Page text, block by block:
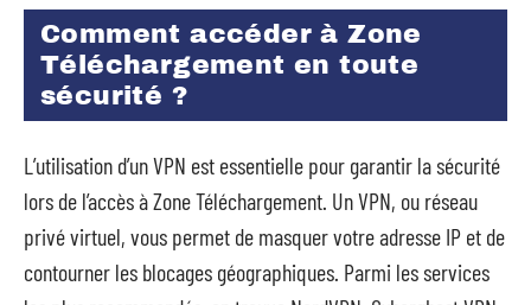
Comment accéder à Zone
Téléchargement en toute
sécurité ?
L’utilisation d’un VPN est essentielle pour garantir la sécurité
lors de l’accès à Zone Téléchargement. Un VPN, ou réseau
privé virtuel, vous permet de masquer votre adresse IP et de
contourner les blocages géographiques. Parmi les services